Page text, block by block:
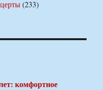
(233)
комфортное